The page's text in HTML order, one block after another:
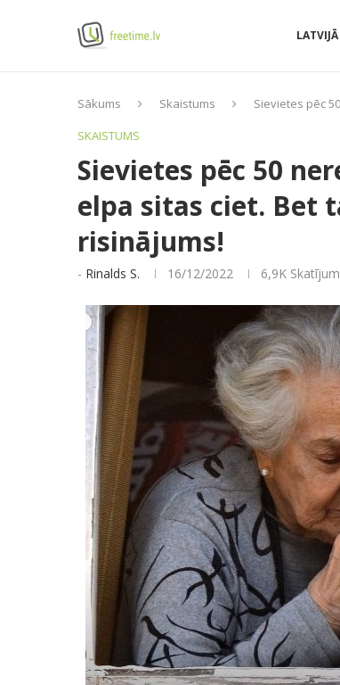
LATVIJĀ
Sākums Skaistums
Sievietes pēc
SKAISTUMS
Sievietes pēc 50
elpa sitas ciet. Bet
risinājums!
- Rinalds S. 16/12/2022 6,9K